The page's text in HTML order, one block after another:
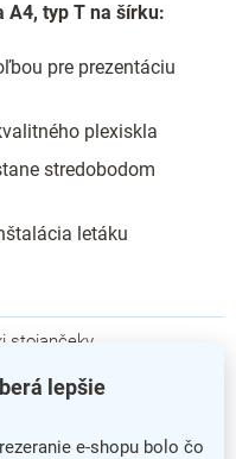
lepšie
e-shopu bolo čo
A4, typ T na šírku:
pre prezentáciu
plexiskla
stredobodom
letáku
stojančeky